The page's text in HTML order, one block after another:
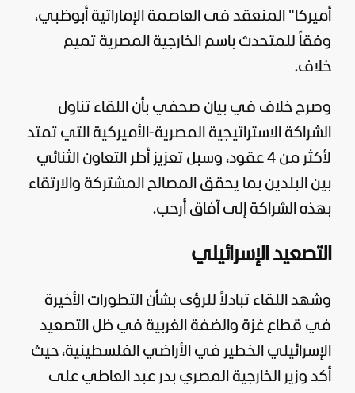
أميركا" المنعقد فى العاصمة الإماراتية أبوظبي،
وفقاً للمتحدث باسم الخارجية المصرية تميم
خلاف.
وصرح خلاف في بيان صحفي بأن اللقاء تناول
الشراكة الاستراتيجية المصرية-الأميركية التي تمتد
لأكثر من 4 عقود، وسبل تعزيز أطر التعاون الثنائي
بين البلدين بما يحقق المصالح المشتركة والارتقاء
بهذه الشراكة إلى آفاق أرحب.
التصعيد الإسرائيلي
وشهد اللقاء تبادلاً للرؤى بشأن التطورات الأخيرة
في قطاع غزة والضفة الغربية في ظل التصعيد
الإسرائيلي الخطير في الأراضي الفلسطينية، حيث
أكد وزير الخارجية المصري بدر عبد العاطي على